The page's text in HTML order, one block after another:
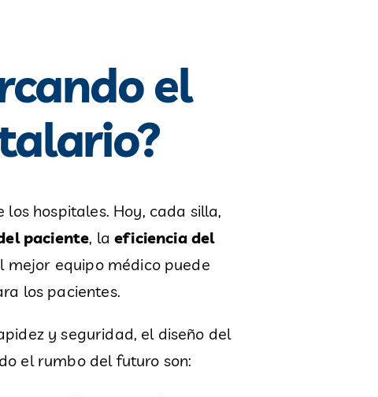
el
hospitales. Hoy, cada silla,
paciente, laeficiencia del
mejor equipo médico puede
los pacientes.
y seguridad, el diseño del
el rumbo del futuro son: